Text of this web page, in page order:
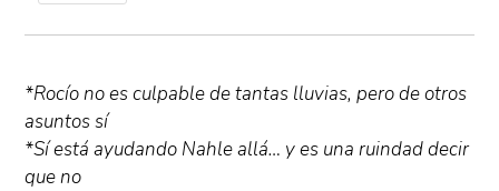
*Rocío no es culpable de tantas lluvias, pero de otros
asuntos sí
*Sí está ayudando Nahle allá… y es una ruindad decir
que no